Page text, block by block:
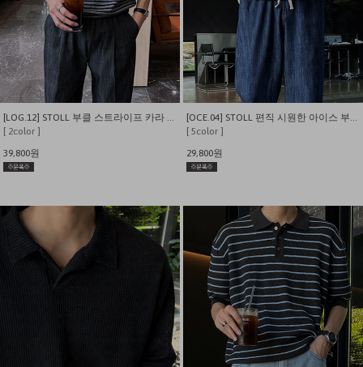
[LOG.12] STOLL 부클 스트라이프 카라 니트
[ 2color ]
39,800원
[OCE.04] STOLL 편직 시원한 아이스 부클 오픈 카라니트
[ 5color ]
29,800원